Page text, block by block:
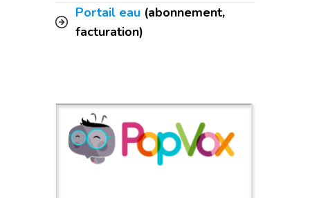
Portail eau (abonnement,
facturation)